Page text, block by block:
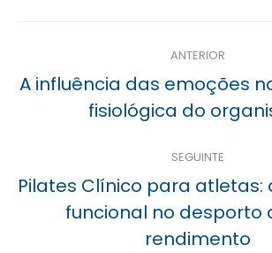
Navegação
posterior
ANTERIOR
Previous
post:
A influência das emoções
fisiológica do
SEGUINTE
Próximo
post:
Pilates Clínico para
funcional no desporto
rendimento